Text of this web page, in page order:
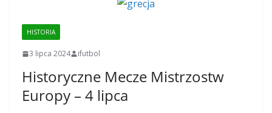
HISTORIA
3 lipca 2024 ifutbol
Historyczne Mecze Mistrzostw
Europy – 4 lipca